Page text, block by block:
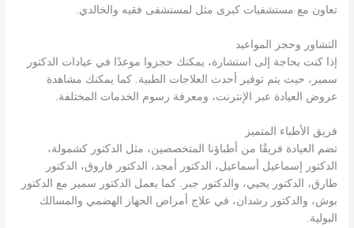
تعاون مع مستشفيات كبرى مثل لمستشفى فقيه والخالدي.
التشاور وحجز المواعيد
إذا كنت بحاجة إلى استشارة، يمكنك حجزوا موعدًا في عيادات الدكتور
سمير، حيث يتم توفير أحدث العلاجات الطبية. كما يمكنك مشاهدة
عروض العيادة عبر الإنترنت، ومعرفة رسوم الخدمات المختلفة.
فريق الأطباء المتميز
تضم العيادة فريقًا من أطباؤنا المتخصصين، مثل الدكتور كشمولة،
الدكتور إسماعيل أسماعيل، الدكتور أمجد، الدكتور فاروق، الدكتور
طارق، الدكتور يحيي، والدكتور جبر. كما يعمل الدكتور سمير مع الدكتور
بوش، والدكتور رشدان، في علاج أمراض الجهاز الهضمي والمسالك
البولية.